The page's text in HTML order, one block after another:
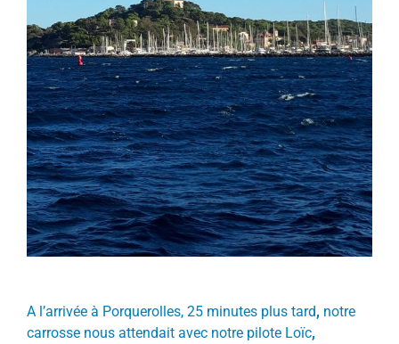
A l’arrivée à Porquerolles, 25 minutes plus tard, notre
carrosse nous attendait avec notre pilote Loïc,